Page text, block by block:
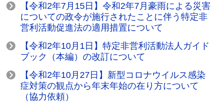
【令和2年7月15日】令和2年7月豪雨による災害
についての政令が施行されたことに伴う特定非
営利活動促進法の適用措置について
【令和2年10月1日】特定非営利活動法人ガイド
ブック（本編）の改訂について
【令和2年10月27日】新型コロナウイルス感染
症対策の観点から年末年始の在り方について
（協力依頼）